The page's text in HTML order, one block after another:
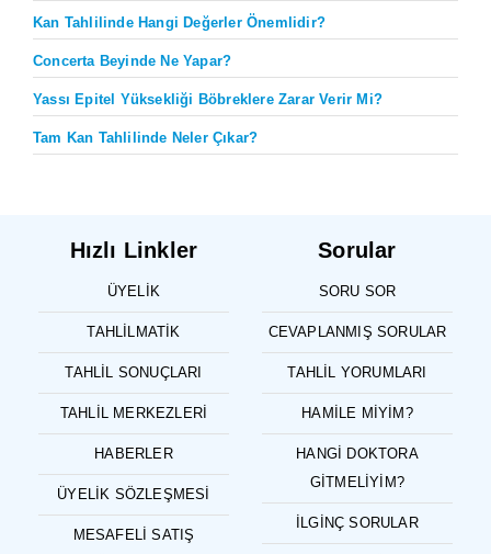
Kan Tahlilinde Hangi Değerler Önemlidir?
Concerta Beyinde Ne Yapar?
Yassı Epitel Yüksekliği Böbreklere Zarar Verir Mi?
Tam Kan Tahlilinde Neler Çıkar?
Hızlı Linkler
ÜYELIK
TAHLILMATIK
TAHLIL SONUÇLARI
TAHLIL MERKEZLERI
HABERLER
ÜYELIK SÖZLEŞMESI
MESAFELI SATIŞ
Sorular
SORU SOR
CEVAPLANMIŞ SORULAR
TAHLIL YORUMLARI
HAMILE MIYIM?
HANGI DOKTORA
GITMELIYIM?
İLGINÇ SORULAR